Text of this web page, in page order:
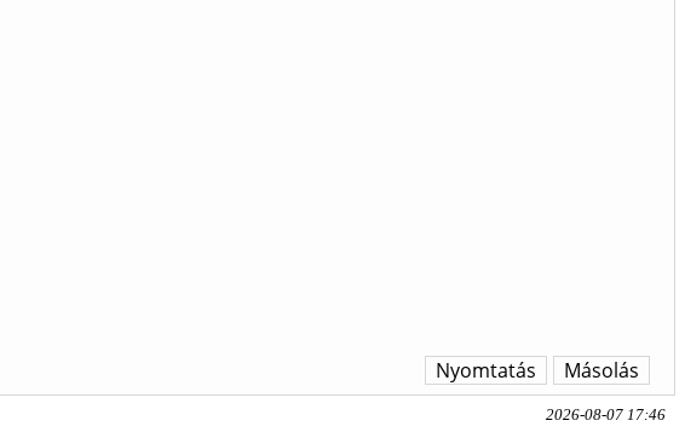
Másolás
Nyomtatás
2026-08-07 17:46